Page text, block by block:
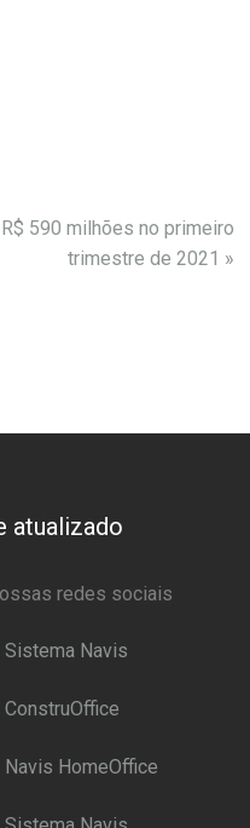
590 milhões no primeiro
trimestre de 2021 »
atualizado
redes sociais
Sistema Navis
ConstruOffice
Navis HomeOffice